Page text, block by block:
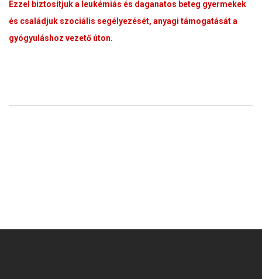
Ezzel biztosítjuk a leukémiás és daganatos beteg gyermekek
és családjuk szociális segélyezését, anyagi támogatását a
gyógyuláshoz vezető úton.